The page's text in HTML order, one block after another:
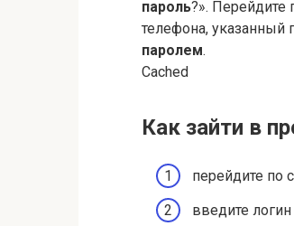
пароль?».
телефона, указанный
паролем.
Cached
Как зайти в
перейдите по
введите